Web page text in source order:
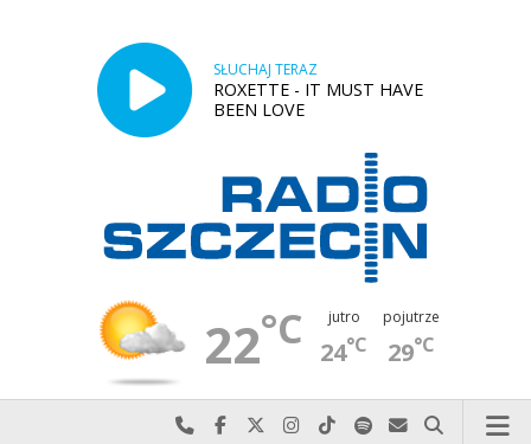
SŁUCHAJ TERAZ
ROXETTE - IT MUST HAVE
BEEN LOVE
22°C jutro
24°C
pojutrze
29°C
Najlepiej po prostu do nas zadzwoń
Odwiedź nas na Facebook-u
Odwiedź nas na X
Odwiedź nas na Instagram-ie
Odwiedź nas na TikTok-u
Szukaj nas na Spotify
Wyślij do nas
Szukaj